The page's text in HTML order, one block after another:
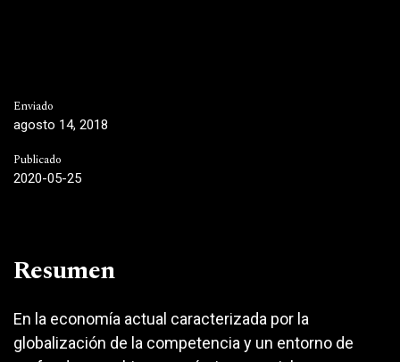
Enviado
agosto 14, 2018
Publicado
2020-05-25
Resumen
En la economía actual caracterizada por la
globalización de la competencia y un entorno de